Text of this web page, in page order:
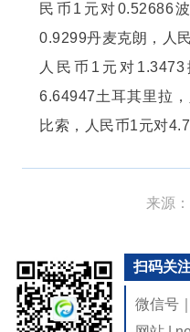
民币1元对0.52686
0.9299丹麦克朗，人
人民币1元对
6.64947土耳其里拉
比索，人民币1元对
来源
扫码关
微信号